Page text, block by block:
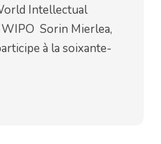
Intellectual
Sorin Mierlea,
à la soixante-